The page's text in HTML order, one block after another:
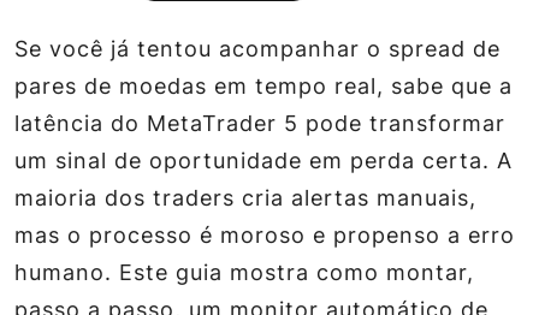
Se você já tentou acompanhar o spread de
pares de moedas em tempo real, sabe que a
latência do MetaTrader 5 pode transformar
um sinal de oportunidade em perda certa. A
maioria dos traders cria alertas manuais,
mas o processo é moroso e propenso a erro
humano. Este guia mostra como montar,
passo a passo, um monitor automático de